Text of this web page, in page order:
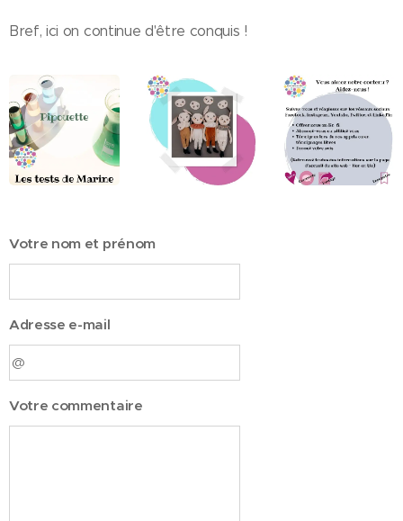
Bref, ici on continue d'être conquis !
Votre nom et prénom
Adresse e-mail
Votre commentaire